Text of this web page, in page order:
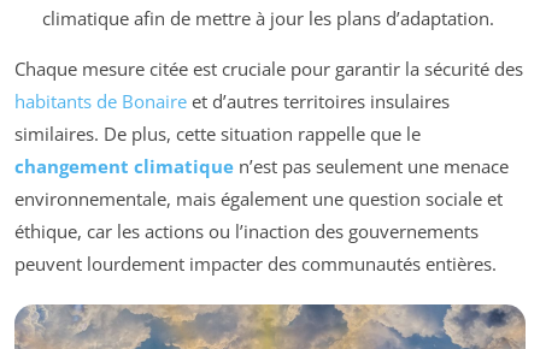
climatique afin de mettre à jour les plans d’adaptation.
Chaque mesure citée est cruciale pour garantir la sécurité des
habitants de Bonaire et d’autres territoires insulaires
similaires. De plus, cette situation rappelle que le
changement climatique n’est pas seulement une menace
environnementale, mais également une question sociale et
éthique, car les actions ou l’inaction des gouvernements
peuvent lourdement impacter des communautés entières.